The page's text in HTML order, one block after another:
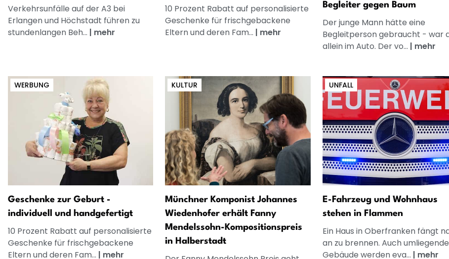
Verkehrsunfälle auf der A3 bei
Erlangen und Höchstadt führen zu
stundenlangen Beh... | mehr
10 Prozent Rabatt auf personalisierte
Geschenke für frischgebackene
Eltern und deren Fam... | mehr
Begleiter gegen Baum
Der junge Mann hätte eine
Begleitperson gebraucht - war
allein im Auto. Der vo... | mehr
WERBUNG
Geschenke zur Geburt -
individuell und handgefertigt
10 Prozent Rabatt auf personalisierte
Geschenke für frischgebackene
Eltern und deren Fam... | mehr
KULTUR
Münchner Komponist Johannes
Wiedenhofer erhält Fanny
Mendelssohn-Kompositionspreis
in Halberstadt
UNFALL
E-Fahrzeug und Wohnhaus
stehen in Flammen
Ein Haus in Oberfranken fängt
an zu brennen. Auch umliegende
Gebäude werden eva... | mehr